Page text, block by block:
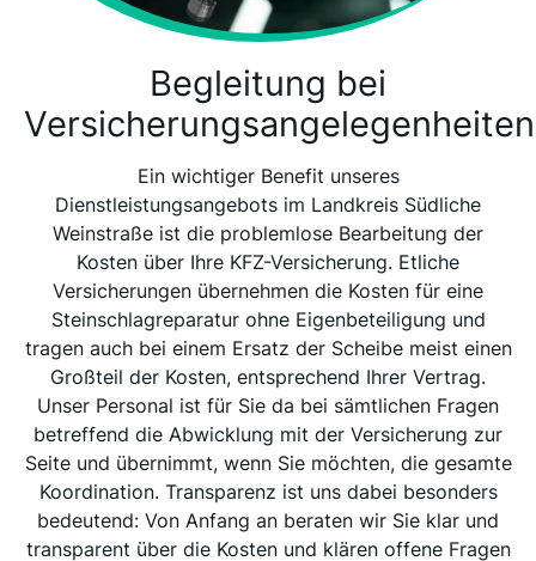
Begleitung bei
Versicherungsangelegenheiten
Ein wichtiger Benefit unseres
Dienstleistungsangebots im Landkreis Südliche
Weinstraße ist die problemlose Bearbeitung der
Kosten über Ihre KFZ-Versicherung. Etliche
Versicherungen übernehmen die Kosten für eine
Steinschlagreparatur ohne Eigenbeteiligung und
tragen auch bei einem Ersatz der Scheibe meist einen
Großteil der Kosten, entsprechend Ihrer Vertrag.
Unser Personal ist für Sie da bei sämtlichen Fragen
betreffend die Abwicklung mit der Versicherung zur
Seite und übernimmt, wenn Sie möchten, die gesamte
Koordination. Transparenz ist uns dabei besonders
bedeutend: Von Anfang an beraten wir Sie klar und
transparent über die Kosten und klären offene Fragen